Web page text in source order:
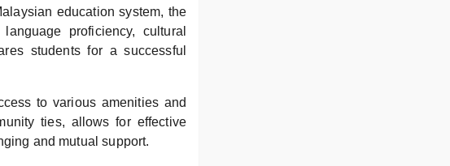
education system, the
proficiency, cultural
students for a successful
to various amenities and
ties, allows for effective
and mutual support.